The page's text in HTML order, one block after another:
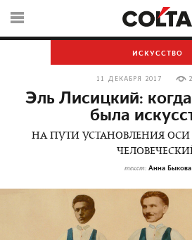
ИСКУССТВО
11 ДЕКАБРЯ 2017
Эль Лисицкий:
была
НА ПУТИ УСТАНОВЛЕНИЯ ОСИ
текст: Анна Быкова